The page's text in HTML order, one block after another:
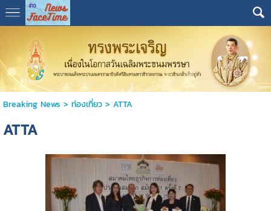
Breaking News > ท่องเที่ยว> ATTA
ATTA